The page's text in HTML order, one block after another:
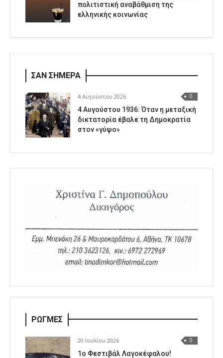
πολιτιστική αναβάθμιση της
ελληνικής κοινωνίας
ΣΑΝ ΣΗΜΕΡΑ
4 Αυγούστου 2026 0
4 Αυγούστου 1936: Όταν η μεταξική
δικτατορία έβαλε τη Δημοκρατία
στον «γύψο»
ΡΩΓΜΕΣ
20 Ιουλίου 2026 0
1o Φεστιβάλ Λαγοκέφαλου!